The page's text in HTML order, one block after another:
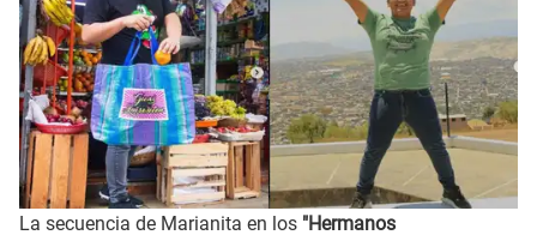
La secuencia de Marianita en los "Hermanos